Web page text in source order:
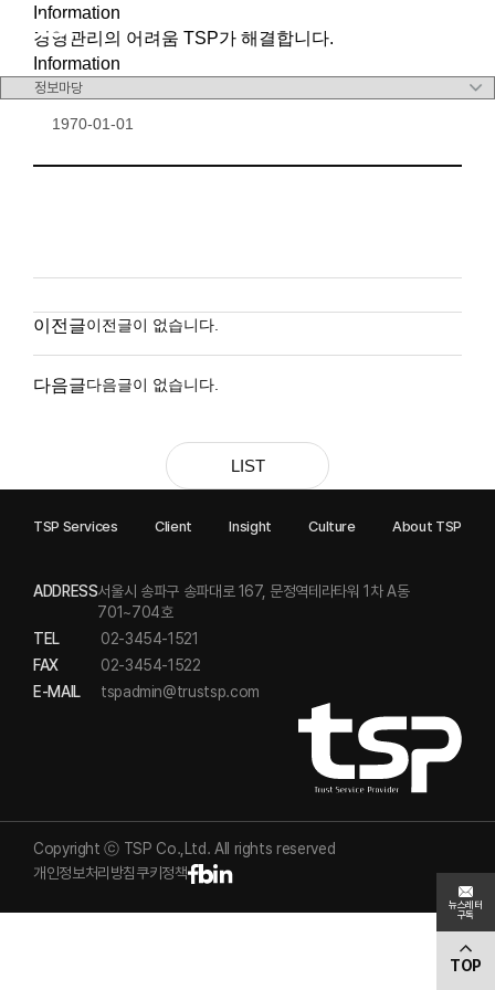
메뉴 바로가기본문 바로가기
Information
경영관리의 어려움 TSP가 해결합니다.
Information
1970-01-01
이전글이전글이 없습니다.
다음글다음글이 없습니다.
LIST
TSP Services Client Insight Culture About TSP
ADDRESS서울시 송파구 송파대로 167, 문정역테라타워 1차 A동
701~704호
TEL
02-3454-1521
FAX
02-3454-1522
E-MAIL
tspadmin@trustsp.com
Copyright ⓒ TSP Co.,Ltd. All rights reserved
개인정보처리방침쿠키정책
뉴스레터
구독
TOP